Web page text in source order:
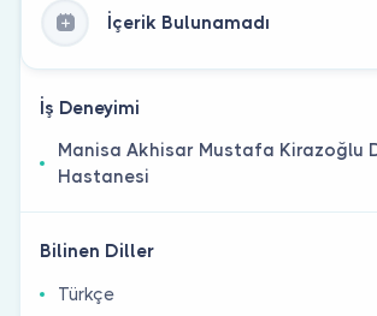
İçerik Bulunamadı
İş Deneyimi
Manisa Akhisar Mustafa Kirazoğlu
Hastanesi
Bilinen Diller
Türkçe